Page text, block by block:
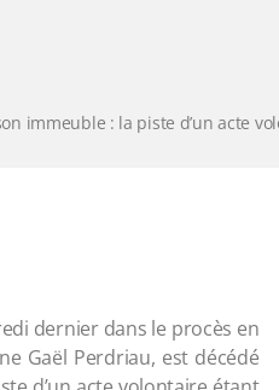
immeuble : la piste d’un acte
dernier dans le procès en
Gaël Perdriau, est décédé